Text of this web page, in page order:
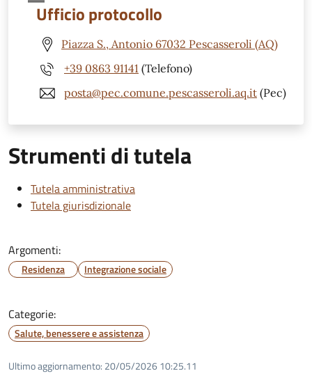
Ufficio protocollo
Piazza S., Antonio 67032 Pescasseroli (AQ)
+39 0863 91141 (Telefono)
posta@pec.comune.pescasseroli.aq.it (Pec)
Strumenti di tutela
Tutela amministrativa
Tutela giurisdizionale
Argomenti:
Residenza Integrazione sociale
Categorie:
Salute, benessere e assistenza
Ultimo aggiornamento: 20/05/2026 10:25.11